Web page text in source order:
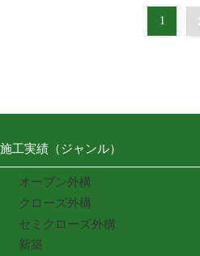
1
施工実績（ジャンル）
オープン外構
クローズ外構
セミクローズ外構
新築